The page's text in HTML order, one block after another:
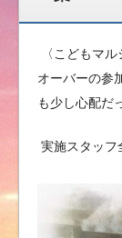
〈こどもマ
オーバーの参
も少し心配だ
実施スタッフ